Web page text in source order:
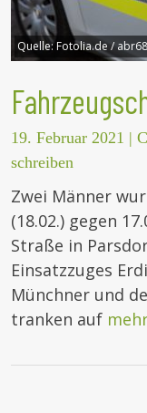
Quelle:Fotolia.de / abr68
19. Februar 2021 |
schreiben
Zwei Männer
(18.02.) gegen
Straße in
Einsatzzuges
Münchner und
tranken auf